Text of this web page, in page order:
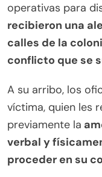
operativas para
recibieron una
calles de la
conflicto que se
A su arribo, los
víctima, quien les
previamente la
verbal y
proceder en su